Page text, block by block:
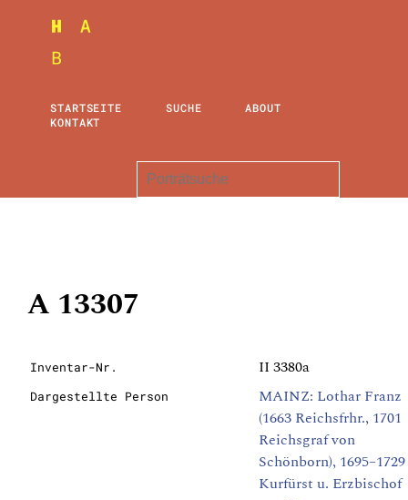
STARTSEITE SUCHE
ABOUT
KONTAKT
A 13307
Inventar-Nr. II 3380a
Dargestellte Person
MAINZ: Lothar Franz
(1663 Reichsfrhr., 1701
Reichsgraf von
Schönborn), 1695–1729
Kurfürst u. Erzbischof